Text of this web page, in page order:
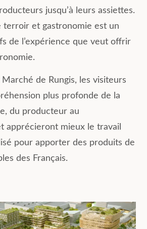
jusqu’à leurs assiettes.
terroir et gastronomie est un
de l’expérience que veut offrir
de Rungis, les visiteurs
plus profonde de la
du producteur au
apprécieront mieux le travail
pour apporter des produits de
des Français.